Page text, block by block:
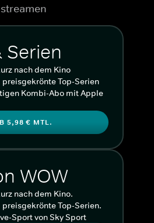
streamen
Serien
nach dem Kino
preisgekrönte Top-Serien
Kombi-Abo mit Apple
5,98 € MTL.
WOW
nach dem Kino.
preisgekrönte Top-Serien.
Sport von Sky Sport